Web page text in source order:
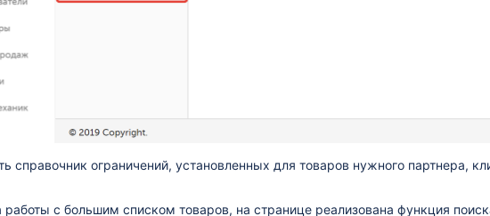
справочник ограничений, установленных для товаров нужного партнера,
работы с большим списком товаров, на странице реализована функция